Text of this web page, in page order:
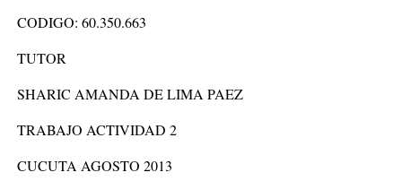
CODIGO: 60.350.663
TUTOR
SHARIC AMANDA DE LIMA PAEZ
TRABAJO ACTIVIDAD 2
CUCUTA AGOSTO 2013